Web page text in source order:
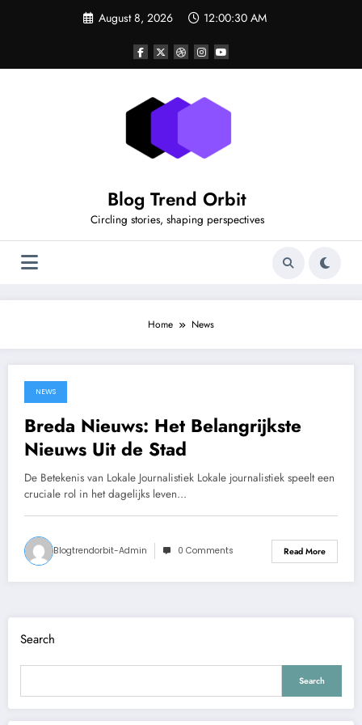
August 8, 2026 12:00:30 AM
Blog Trend Orbit
Circling stories, shaping perspectives
Home News
September 15, 2025
NEWS
Breda Nieuws: Het Belangrijkste
Nieuws Uit de Stad
De Betekenis van Lokale Journalistiek Lokale journalistiek speelt een
cruciale rol in het dagelijks leven…
Blogtrendorbit-Admin 0 Comments Read More
Search
Search